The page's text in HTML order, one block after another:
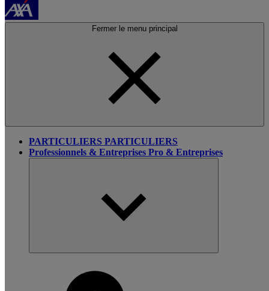
Fermer le menu principal
PARTICULIERS PARTICULIERS
Professionnels & Entreprises Pro & Entreprises